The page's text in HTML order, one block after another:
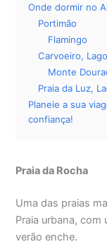
Onde dormir no
Portimão
Flamingo
Carvoeiro,
Monte
Praia da Luz,
Planeie a sua
confiança!
Praia da Rocha
Uma das praias
Praia urbana, com
verão enche.